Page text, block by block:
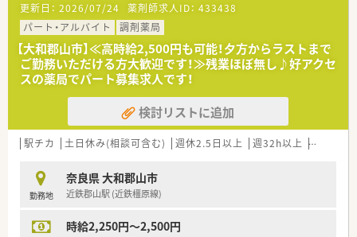
更新日： 2026/07/24 薬剤師求人ID： 433438
パート・アルバイト
調剤薬局
【大和郡山市】≪高時給2,500円も可能！夕方からラストまで
ご勤務いただける方大歓迎です！≫残業ほぼ無し♪好アクセ
スの薬局でパート募集求人です！
検討リストに追加
駅チカ 土日休み(相談可含む) 週休2.5日以上 週32h以上 ブランク
勤務地
奈良県 大和郡山市
近鉄郡山駅 (近鉄橿原線)
時給2,250円～2,500円